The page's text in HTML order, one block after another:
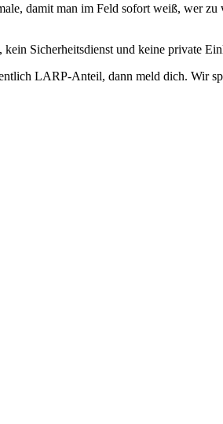
damit man im Feld sofort weiß, wer
Sicherheitsdienst und keine private
LARP-Anteil, dann meld dich. Wir